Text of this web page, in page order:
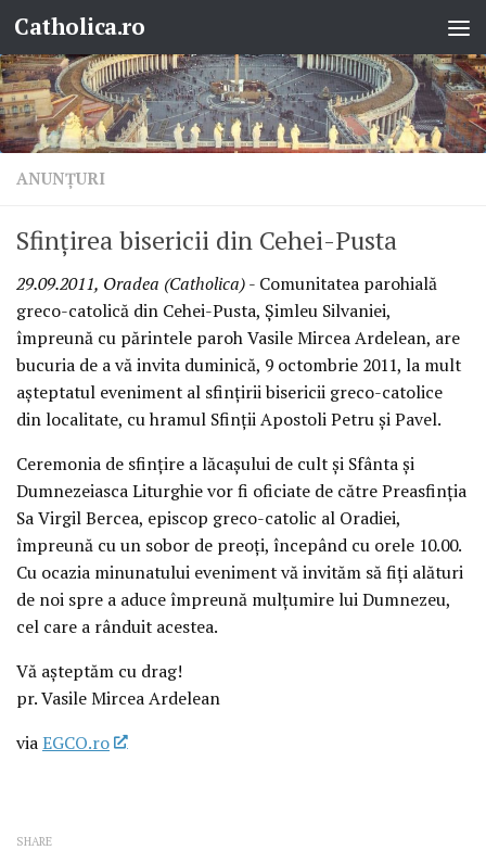
Skip to content
Catholica.ro
ANUNŢURI
Sfinţirea bisericii din Cehei-Pusta
29.09.2011, Oradea (Catholica)- Comunitatea parohială
greco-catolică din Cehei-Pusta, Şimleu Silvaniei,
împreună cu părintele paroh Vasile Mircea Ardelean, are
bucuria de a vă invita duminică, 9 octombrie 2011, la mult
aşteptatul eveniment al sfinţirii bisericii greco-catolice
din localitate, cu hramul Sfinţii Apostoli Petru şi Pavel.
Ceremonia de sfinţire a lăcaşului de cult şi Sfânta şi
Dumnezeiasca Liturghie vor fi oficiate de către Preasfinţia
Sa Virgil Bercea, episcop greco-catolic al Oradiei,
împreună cu un sobor de preoţi, începând cu orele 10.00.
Cu ocazia minunatului eveniment vă invităm să fiţi alături
de noi spre a aduce împreună mulţumire lui Dumnezeu,
cel care a rânduit acestea.
Vă aşteptăm cu drag!
pr. Vasile Mircea Ardelean
viaEGCO.ro
SHARE